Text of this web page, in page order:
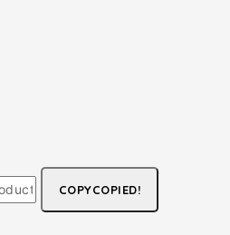
COPYCOPIED!